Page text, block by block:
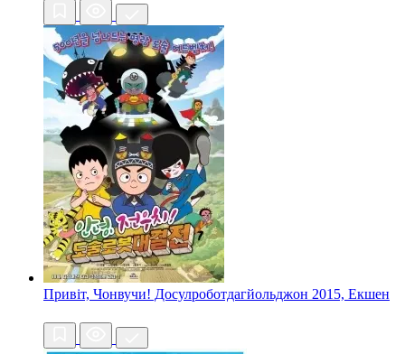
Привіт, Чонвучи! Досулроботдагйольджон 2015, Екшен